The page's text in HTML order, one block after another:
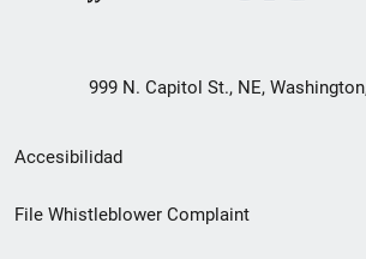
999 N. Capitol St., NE,
Menú
de
Accesibilidad
File Whistleblower Complaint